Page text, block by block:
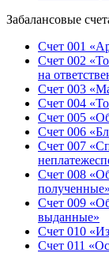
Забалансовые
Счет 001
Счет 002
на
Счет 003
Счет 004
Счет 005
Счет 006
Счет 007
Счет 008
полученные»
Счет 009
выданные»
Счет 010
Счет 011